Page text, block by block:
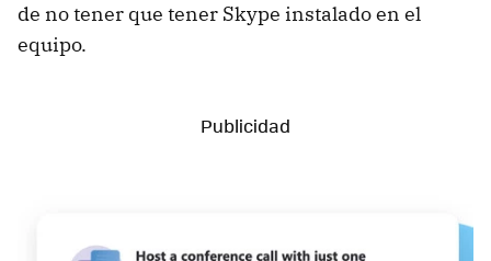
de no tener que tener Skype instalado en el
equipo.